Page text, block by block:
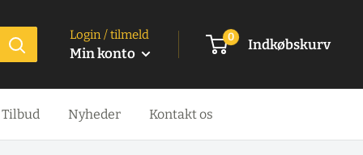
Login / tilmeld
Min konto
0 Indkøbskurv
Tilbud Nyheder Kontakt os